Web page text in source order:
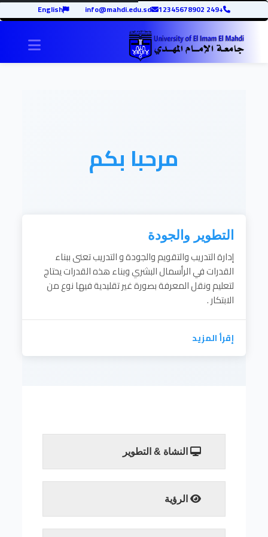
+249 12345678902
info@mahdi.edu.sd
English
مرحبا بكم
التطوير والجودة
إدارة التدريب والتقويم والجودة و التدريب تعنى ببناء
القدرات في الرأسمال البشري وبناء هذه القدرات يحتاج
لتعليم ونقل المعرفة بصورة غير تقليدية فيها نوع من
الابتكار .
إقرأ المزيد
النشاة & التطوير
إقرأ المزيد
الرؤية
ان تكون إدارة التدريب والجودة والاعتماد